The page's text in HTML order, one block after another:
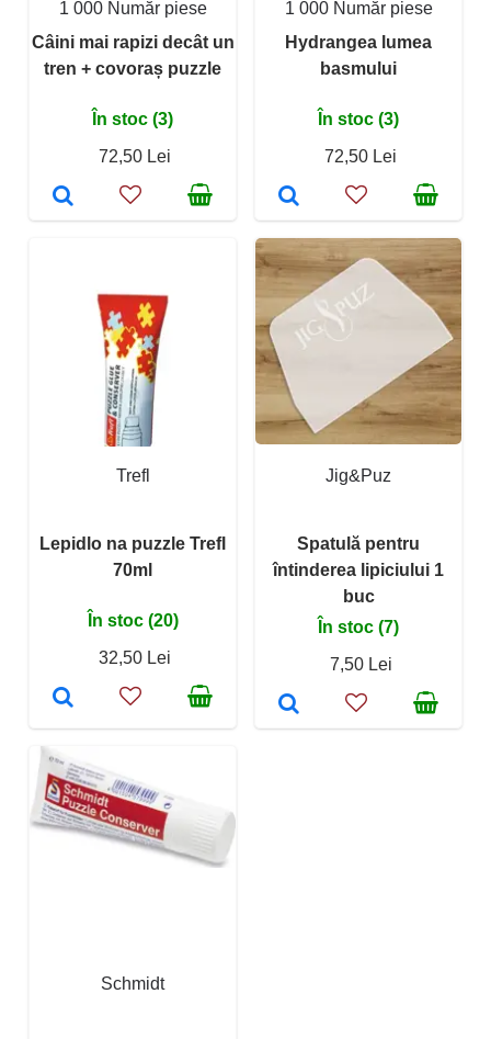
1 000 Număr piese
Câini mai rapizi decât un
tren + covoraș puzzle
În stoc (3)
72,50 Lei
1 000 Număr piese
Hydrangea lumea
basmului
În stoc (3)
72,50 Lei
Trefl
Lepidlo na puzzle Trefl
70ml
În stoc (20)
32,50 Lei
Jig&Puz
Spatulă pentru
întinderea lipiciului 1
buc
În stoc (7)
7,50 Lei
Schmidt